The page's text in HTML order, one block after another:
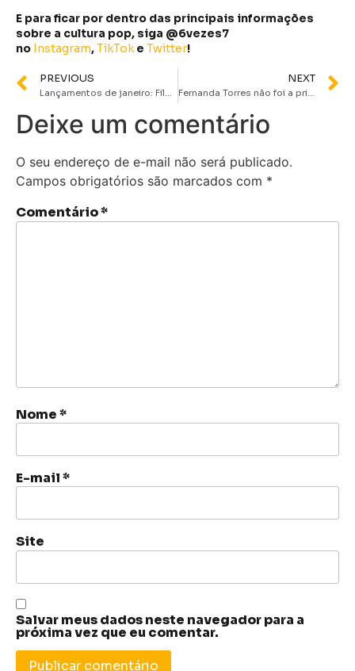
E para ficar por dentro das principais informações
sobre a cultura pop, siga @6vezes7
no Instagram,TikToke Twitter!
PREVIOUS
Lançamentos de janeiro: Filmes e Séries para assistir no cinema e streaming
NEXT
Fernanda Torres não foi a primeira escolha para viver Eunice Paiva em Ainda Estou Aqui
Deixe um comentário
O seu endereço de e-mail não será publicado.
Campos obrigatórios são marcados com *
Comentário*
Nome*
E-mail*
Site
Salvar meus dados neste navegador para a
próxima vez que eu comentar.